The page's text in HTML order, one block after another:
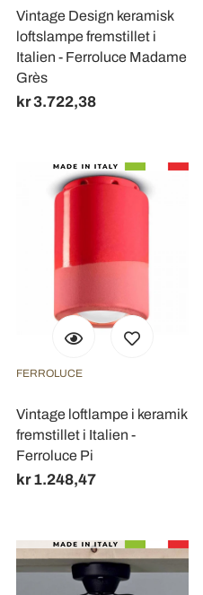
Vintage Design keramisk
loftslampe fremstillet i
Italien - Ferroluce Madame
Grès
kr 3.722,38
FERROLUCE
Vintage loftlampe i keramik
fremstillet i Italien -
Ferroluce Pi
kr 1.248,47